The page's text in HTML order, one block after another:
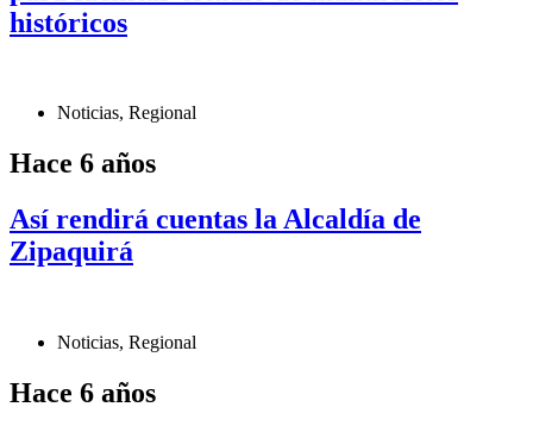
históricos
Noticias, Regional
Hace 6 años
Así rendirá cuentas la Alcaldía de
Zipaquirá
Noticias, Regional
Hace 6 años